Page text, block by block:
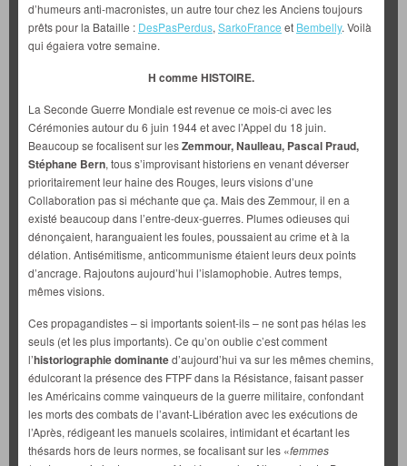
d’humeurs anti-macronistes, un autre tour chez les Anciens toujours
prêts pour la Bataille : DesPasPerdus, SarkoFrance et Bembelly. Voilà
qui égaiera votre semaine.
H comme HISTOIRE.
La Seconde Guerre Mondiale est revenue ce mois-ci avec les
Cérémonies autour du 6 juin 1944 et avec l’Appel du 18 juin.
Beaucoup se focalisent sur lesZemmour, Naulleau, Pascal Praud,
Stéphane Bern, tous s’improvisant historiens en venant déverser
prioritairement leur haine des Rouges, leurs visions d’une
Collaboration pas si méchante que ça. Mais des Zemmour, il en a
existé beaucoup dans l’entre-deux-guerres. Plumes odieuses qui
dénonçaient, haranguaient les foules, poussaient au crime et à la
délation. Antisémitisme, anticommunisme étaient leurs deux points
d’ancrage. Rajoutons aujourd’hui l’islamophobie. Autres temps,
mêmes visions.
Ces propagandistes – si importants soient-ils – ne sont pas hélas les
seuls (et les plus importants). Ce qu’on oublie c’est comment
l’historiographie dominanted’aujourd’hui va sur les mêmes chemins,
édulcorant la présence des FTPF dans la Résistance, faisant passer
les Américains comme vainqueurs de la guerre militaire, confondant
les morts des combats de l’avant-Libération avec les exécutions de
l’Après, rédigeant les manuels scolaires, intimidant et écartant les
thésards hors de leurs normes, se focalisant sur les «femmes